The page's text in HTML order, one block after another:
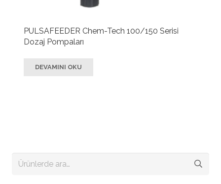
PULSAFEEDER Chem-Tech 100/150 Serisi
Dozaj Pompaları
DEVAMINI OKU
Ara: